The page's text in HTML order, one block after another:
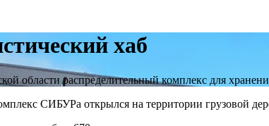
хаб
области распределительный комплекс для
СИБУРа открылся на территории грузовой